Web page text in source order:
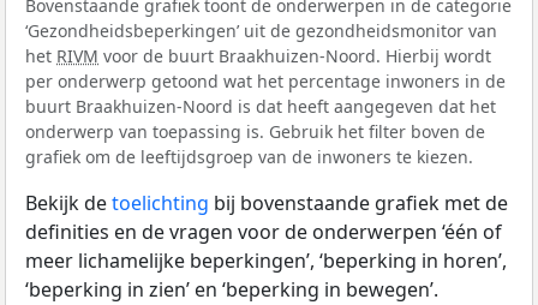
Bovenstaande grafiek toont de onderwerpen in de categorie
‘Gezondheidsbeperkingen’ uit de gezondheidsmonitor van
het RIVM voor de buurt Braakhuizen-Noord. Hierbij wordt
per onderwerp getoond wat het percentage inwoners in de
buurt Braakhuizen-Noord is dat heeft aangegeven dat het
onderwerp van toepassing is. Gebruik het filter boven de
grafiek om de leeftijdsgroep van de inwoners te kiezen.
Bekijk detoelichting bij bovenstaande grafiek met de
definities en de vragen voor de onderwerpen ‘één of
meer lichamelijke beperkingen’, ‘beperking in horen’,
‘beperking in zien’ en ‘beperking in bewegen’.